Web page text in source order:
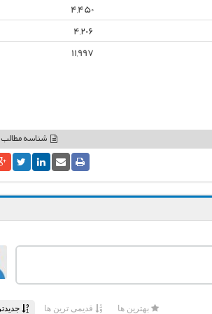
4,450
4,206
11,997
شناسه مطالب: